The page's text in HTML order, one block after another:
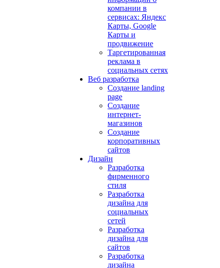
компании в
сервисах: Яндекс
Карты, Google
Карты и
продвижение
Таргетированная
реклама в
социальных сетях
Веб разработка
Создание landing
page
Создание
интернет-
магазинов
Создание
корпоративных
сайтов
Дизайн
Разработка
фирменного
стиля
Разработка
дизайна для
социальных
сетей
Разработка
дизайна для
сайтов
Разработка
дизайна